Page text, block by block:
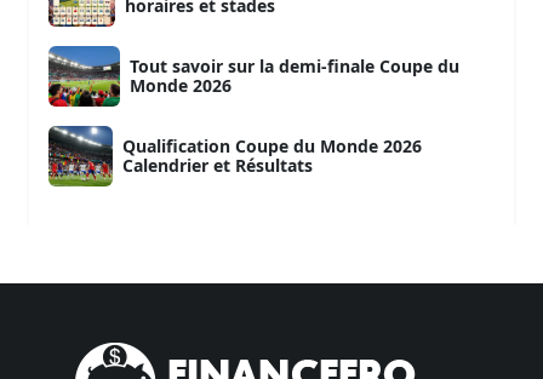
horaires et stades
Tout savoir sur la demi-finale Coupe du
Monde 2026
Qualification Coupe du Monde 2026
Calendrier et Résultats